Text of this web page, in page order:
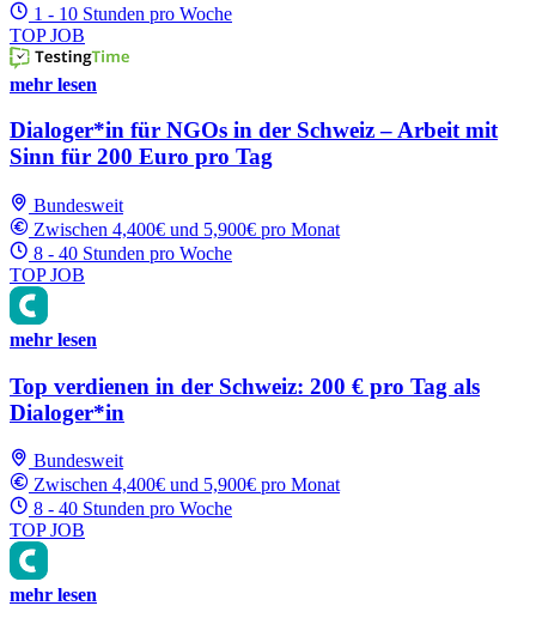
1 - 10 Stunden pro Woche
TOP JOB
mehr lesen
Dialoger*in für NGOs in der Schweiz – Arbeit mit
Sinn für 200 Euro pro Tag
Bundesweit
Zwischen 4,400€ und 5,900€ pro Monat
8 - 40 Stunden pro Woche
TOP JOB
mehr lesen
Top verdienen in der Schweiz: 200 € pro Tag als
Dialoger*in
Bundesweit
Zwischen 4,400€ und 5,900€ pro Monat
8 - 40 Stunden pro Woche
TOP JOB
mehr lesen